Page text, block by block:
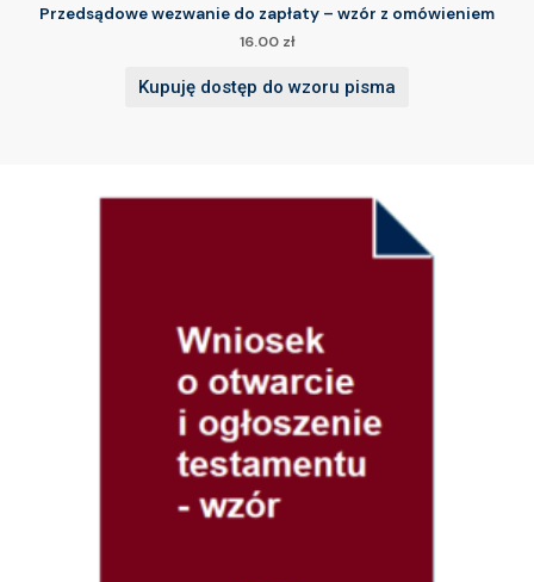
Przedsądowe wezwanie do zapłaty – wzór z omówieniem
16.00 zł
Kupuję dostęp do wzoru pisma